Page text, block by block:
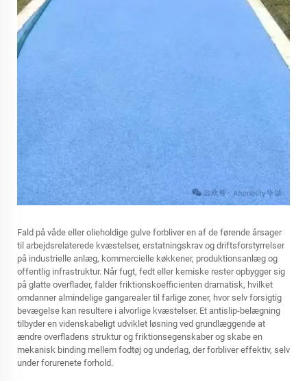
Fald på våde eller olieholdige gulve forbliver en af de førende årsager
til arbejdsrelaterede kvæstelser, erstatningskrav og driftsforstyrrelser
på industrielle anlæg, kommercielle køkkener, produktionsanlæg og
offentlig infrastruktur. Når fugt, fedt eller kemiske rester opbygger sig
på glatte overflader, falder friktionskoefficienten dramatisk, hvilket
omdanner almindelige gangarealer til farlige zoner, hvor selv forsigtig
bevægelse kan resultere i alvorlige kvæstelser. Et antislip-belægning
tilbyder en videnskabeligt udviklet løsning ved grundlæggende at
ændre overfladens struktur og friktionsegenskaber og skabe en
mekanisk binding mellem fodtøj og underlag, der forbliver effektiv, selv
under forurenete forhold.